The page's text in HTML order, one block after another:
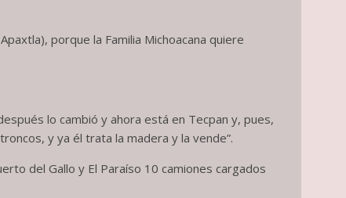
porque la Familia Michoacana quiere
lo cambió y ahora está en Tecpan y, pues,
y ya él trata la madera y la vende”.
del Gallo y El Paraíso 10 camiones cargados